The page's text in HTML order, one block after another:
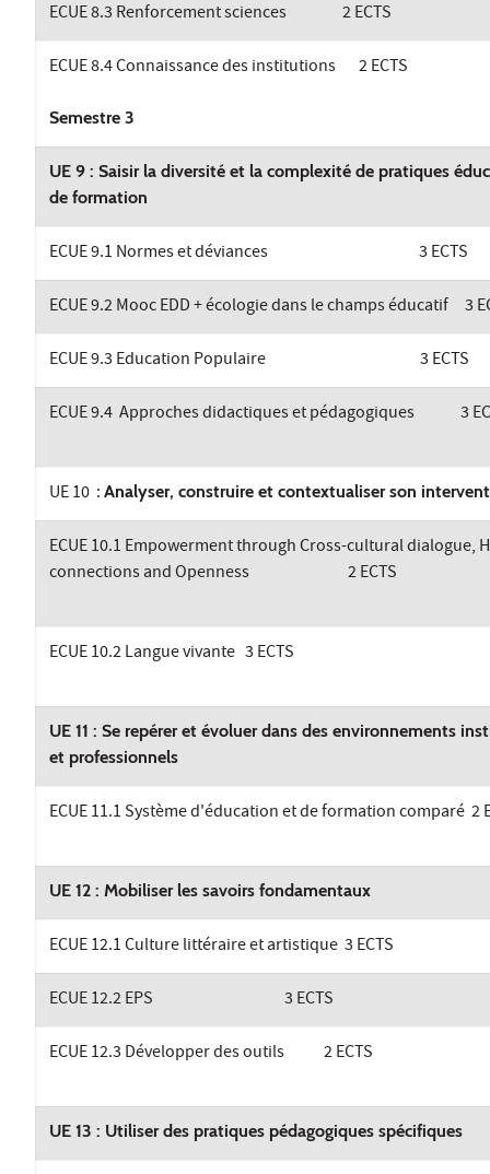
ECUE 8.3 Renforcement sciences 2 ECTS
ECUE 8.4 Connaissance des institutions 2 ECTS
Semestre 3
UE 9 : Saisir la diversité et la complexité de pratiques
de formation
ECUE 9.1 Normes et déviances 3 ECTS
ECUE 9.2 Mooc EDD + écologie dans le champs éducatif 3
ECUE 9.3 Education Populaire 3 ECTS
ECUE 9.4 Approches didactiques et pédagogiques 3
UE 10 : Analyser, construire et contextualiser son
ECUE 10.1 Empowerment through Cross-cultural dialogue,
connections and Openness 2
ECUE 10.2 Langue vivante 3 ECTS
UE 11 : Se repérer et évoluer dans des environnements
et professionnels
ECUE 11.1 Système d'éducation et de formation comparé
UE 12 : Mobiliser les savoirs fondamentaux
ECUE 12.1 Culture littéraire et artistique 3 ECTS
ECUE 12.2 EPS 3 ECTS
ECUE 12.3 Développer des outils 2 ECTS
UE 13 : Utiliser des pratiques pédagogiques spécifiques